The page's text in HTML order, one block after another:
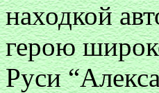
находкой
герою
Руси